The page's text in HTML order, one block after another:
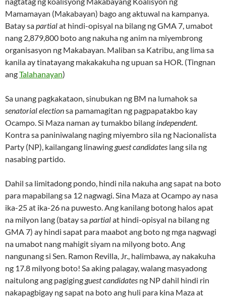
Mamamayan (Makabayan) bago ang aktuwal na kampanya.
Batay sapartialat hindi-opisyal na bilang ng GMA 7, umabot
nang 2,879,800 boto ang nakuha ng anim na miyembrong
organisasyon ng Makabayan. Maliban sa Katribu, ang lima sa
kanila ay tinatayang makakakuha ng upuan sa HOR. (Tingnan
angTalahanayan)
Sa unang pagkakataon, sinubukan ng BM na lumahok sa
senatorial electionsa pamamagitan ng pagpapatakbo kay
Ocampo. Si Maza naman ay tumakbo bilang independent.
Kontra sa paniniwalang naging miyembro sila ng Nacionalista
Party (NP), kailangang linawing guest candidates lang sila ng
nasabing partido.
Dahil sa limitadong pondo, hindi nila nakuha ang sapat na boto
para mapabilang sa 12 nagwagi. Sina Maza at Ocampo ay nasa
ika-25 at ika-26 na puwesto. Ang kanilang botong halos apat
na milyon lang (batay sapartialat hindi-opisyal na bilang ng
GMA 7) ay hindi sapat para maabot ang boto ng mga nagwagi
na umabot nang mahigit siyam na milyong boto. Ang
nangunang si Sen. Ramon Revilla, Jr., halimbawa, ay nakakuha
ng 17.8 milyong boto! Sa aking palagay, walang masyadong
naitulong ang pagiging guest candidates ng NP dahil hindi rin
nakapagbigay ng sapat na boto ang huli para kina Maza at